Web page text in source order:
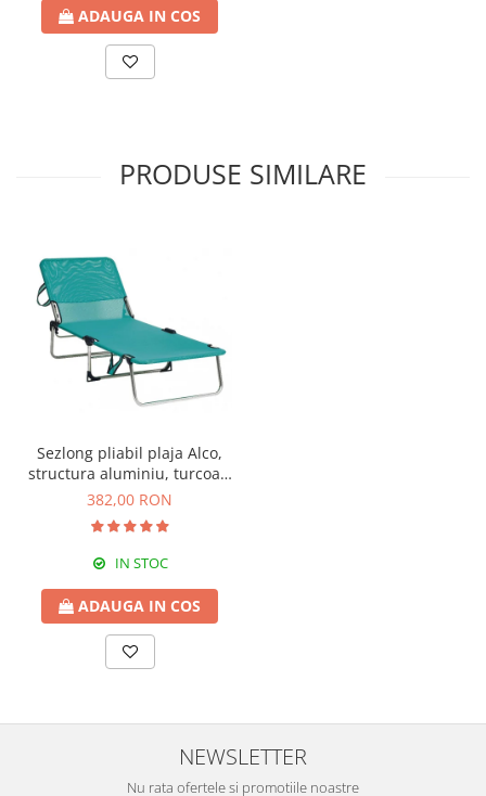
Compostoare
Mobilier camping si plaja
ARTICOLE CRACIUN
ADAUGA IN COS
PRODUSE SIMILARE
Sezlong pliabil plaja Alco,
structura aluminiu, turcoaz,
191 x 67 x 30 cm
382,00 RON
IN STOC
ADAUGA IN COS
NEWSLETTER
Nu rata ofertele si promotiile noastre